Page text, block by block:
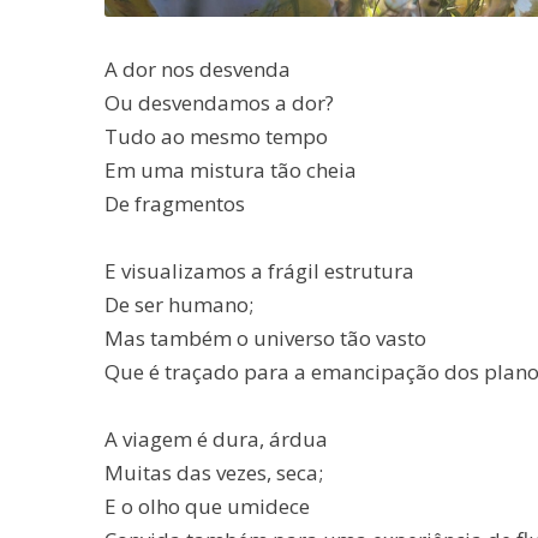
A dor nos desvenda
Ou desvendamos a dor?
Tudo ao mesmo tempo
Em uma mistura tão cheia
De fragmentos
E visualizamos a frágil estrutura
De ser humano;
Mas também o universo tão vasto
Que é traçado para a emancipação dos
A viagem é dura, árdua
Muitas das vezes, seca;
E o olho que umidece